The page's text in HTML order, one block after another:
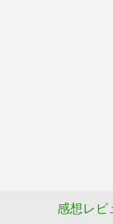
感想レビ